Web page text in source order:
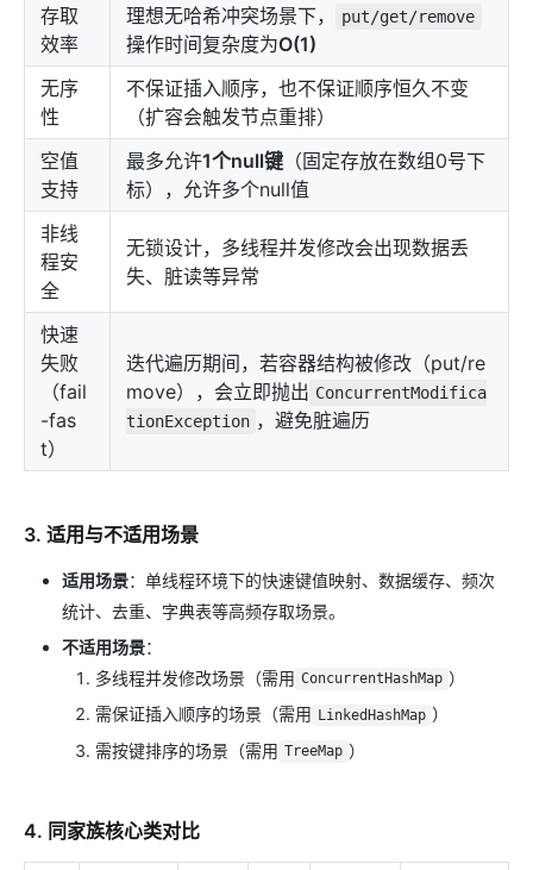
存取
效率
理想无哈希冲突场景下， put/get/remove
操作时间复杂度为O(1)
无序
性
不保证插入顺序，也不保证顺序恒久不变
（扩容会触发节点重排）
空值
支持
最多允许1个null键 （固定存放在数组0号下
标），允许多个null值
非线
程安
全
无锁设计，多线程并发修改会出现数据丢
失、脏读等异常
快速
失败
（fail
-fas
t）
迭代遍历期间，若容器结构被修改（put/re
move），会立即抛出 ConcurrentModifica
tionException ，避免脏遍历
3. 适用与不适用场景
适用场景：单线程环境下的快速键值映射、数据缓存、频次
统计、去重、字典表等高频存取场景。
不适用场景：
多线程并发修改场景（需用 ConcurrentHashMap ）
需保证插入顺序的场景（需用 LinkedHashMap ）
需按键排序的场景（需用 TreeMap ）
4. 同家族核心类对比